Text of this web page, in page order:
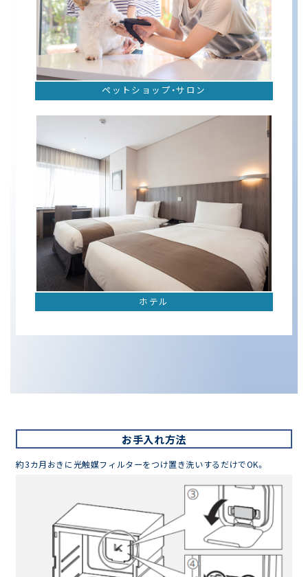
ペットショップ・サロン
ホテル
お手入れ方法
約3カ月おきに光触媒フィルターをつけ置き洗いするだけでOK。